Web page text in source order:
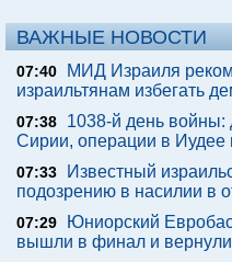
ВАЖНЫЕ НОВОСТИ
07:40
МИД Израиля
израильтянам избегать
07:38
1038-й день войны:
Сирии, операции в Иудее
07:33
Известный
подозрению в насилии в
07:29
Юниорский
вышли в финал и